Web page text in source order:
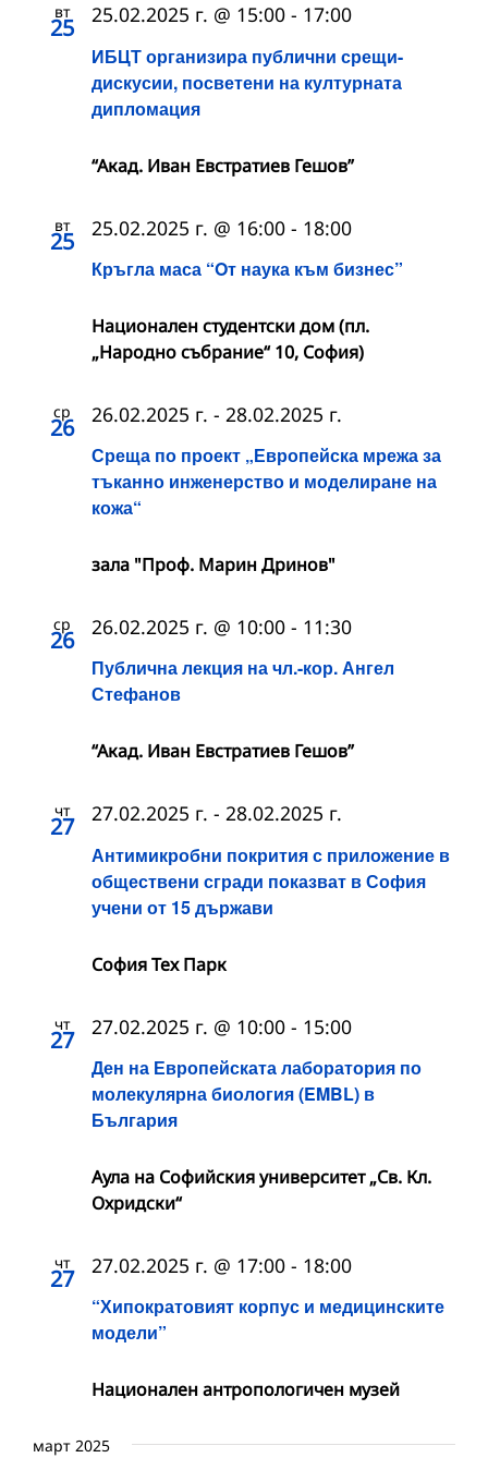
вт
25
ИБЦТ организира публични срещи-
дискусии, посветени на културната
дипломация
25.02.2025 г. @ 15:00 - 17:00
“Акад. Иван Евстратиев Гешов”
вт
25
Кръгла маса “Oт наука към бизнес”
25.02.2025 г. @ 16:00 - 18:00
Национален студентски дом (пл.
„Народно събрание“ 10, София)
ср
26
Среща по проект „Европейска мрежа за
тъканно инженерство и моделиране на
кожа“
26.02.2025 г. - 28.02.2025 г.
зала "Проф. Марин Дринов"
ср
26
Публична лекция на чл.-кор. Ангел
Стефанов
26.02.2025 г. @ 10:00 - 11:30
“Акад. Иван Евстратиев Гешов”
чт
27
Антимикробни покрития с приложение в
обществени сгради показват в София
учени от 15 държави
27.02.2025 г. - 28.02.2025 г.
София Тех Парк
чт
27
Ден на Европейската лаборатория по
молекулярна биология (EMBL) в
България
27.02.2025 г. @ 10:00 - 15:00
Аула на Софийския университет „Св. Кл.
Охридски“
чт
27
“Хипократовият корпус и медицинските
модели”
27.02.2025 г. @ 17:00 - 18:00
Национален антропологичен музей
март 2025